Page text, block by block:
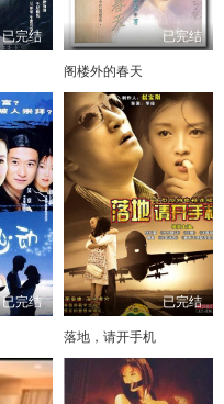
已完结 已完结
阁楼外的春天
已完结 已完结
落地，请开手机